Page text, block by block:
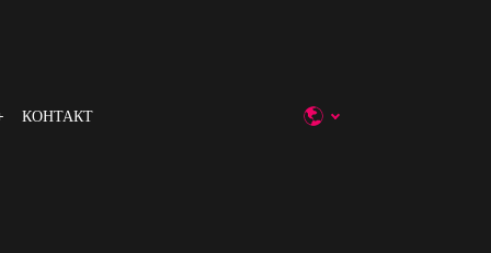
КОНТАКТ